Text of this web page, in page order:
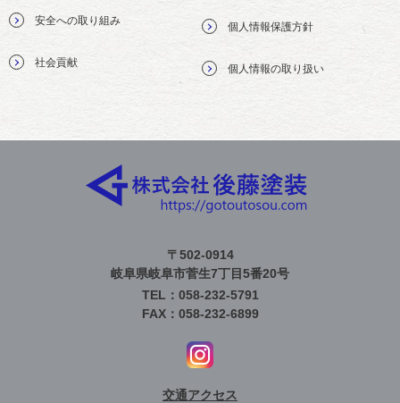
安全への取り組み
社会貢献
個人情報保護方針
個人情報の取り扱い
〒502-0914
岐阜県岐阜市菅生7丁目5番20号
TEL：058-232-5791
FAX：058-232-6899
交通アクセス